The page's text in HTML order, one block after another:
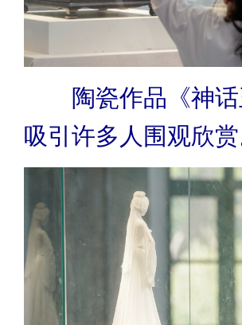
陶瓷作品《神
吸引许多人围观欣